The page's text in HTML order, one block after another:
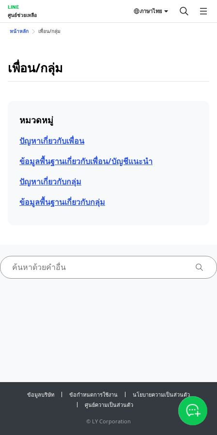
LINE
ศูนย์ช่วยเหลือ
ภาษาไทย
หน้าหลัก เพื่อน/กลุ่ม
เพื่อน/กลุ่ม
หมวดหมู่
ปัญหาเกี่ยวกับเพื่อน
ข้อมูลพื้นฐานเกี่ยวกับเพื่อน/บัญชีแนะนำ
ปัญหาเกี่ยวกับกลุ่ม
ข้อมูลพื้นฐานเกี่ยวกับกลุ่ม
ข้อมูลบริษัท ข้อกำหนดการใช้งาน
นโยบายความเป็นส่วนตัว
ศูนย์ความเป็นส่วนตัว
© LY Corporation